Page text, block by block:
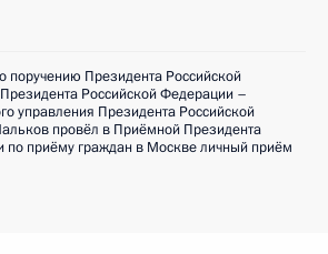
поручению Президента Российской
Российской Федерации –
управления Президента Российской
провёл в Приёмной Президента
по приёму граждан в Москве личный приём